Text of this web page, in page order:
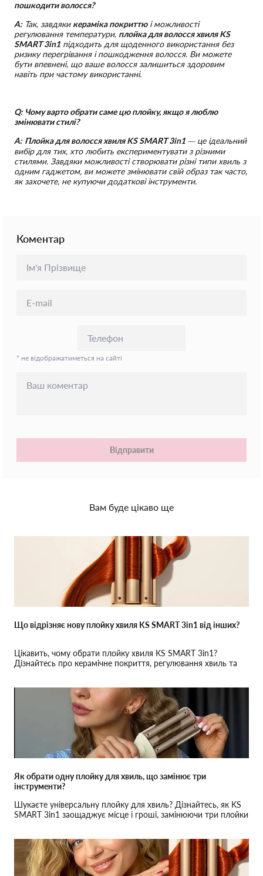
пошкодити волосся?
A:Так, завдяки кераміка покриттюі можливості
регулювання температури, плойка для волосся хвиля KS
SMART 3in1 підходить для щоденного використання без
ризику перегрівання і пошкодження волосся. Ви можете
бути впевнені, що ваше волосся залишиться здоровим
навіть при частому використанні.
Q: Чому варто обрати саме цю плойку, якщо я люблю
змінювати стилі?
A: Плойка для волосся хвиля KS SMART 3in1 — це ідеальний
вибір для тих, хто любить експериментувати з різними
стилями. Завдяки можливості створювати різні типи хвиль з
одним гаджетом, ви можете змінювати свій образ так часто,
як захочете, не купуючи додаткові інструменти.
Коментар
* не відображатиметься на сайті
Відправити
Вам буде цікаво ще
Що відрізняє нову плойку хвиля KS SMART 3in1 від інших?
Цікавить, чому обрати плойку хвиля KS SMART 3in1?
Дізнайтесь про керамічне покриття, регулювання хвиль та
Як обрати одну плойку для хвиль, що замінює три
інструменти?
Шукаєте універсальну плойку для хвиль? Дізнайтесь, як KS
SMART 3in1 заощаджує місце і гроші, замінюючи три плойки